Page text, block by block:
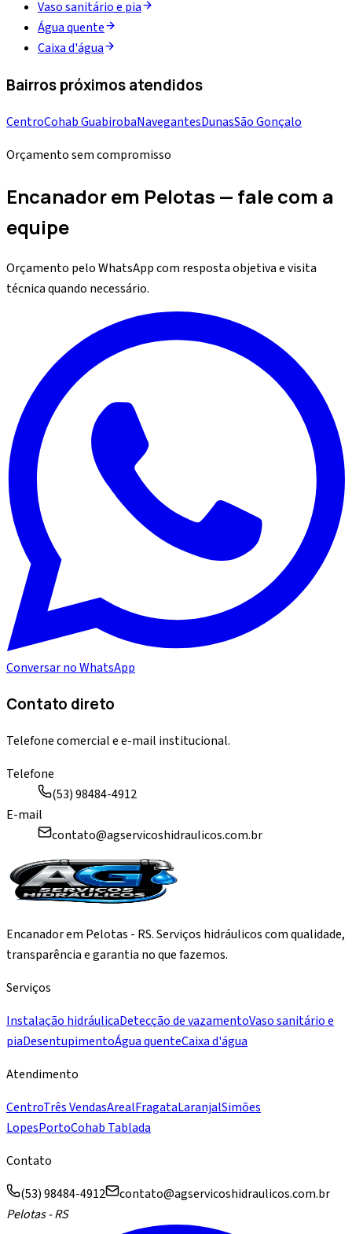
Vaso sanitário e pia
Água quente
Caixa d'água
Bairros próximos atendidos
CentroCohab GuabirobaNavegantesDunasSão Gonçalo
Orçamento sem compromisso
Encanador em Pelotas — fale com a
equipe
Orçamento pelo WhatsApp com resposta objetiva e visita
técnica quando necessário.
Conversar no WhatsApp
Contato direto
Telefone comercial e e-mail institucional.
Telefone
(53) 98484-4912
E-mail
contato@agservicoshidraulicos.com.br
Encanador em Pelotas - RS. Serviços hidráulicos com qualidade,
transparência e garantia no que fazemos.
Serviços
Instalação hidráulicaDetecção de vazamentoVaso sanitário e
piaDesentupimentoÁgua quenteCaixa d'água
Atendimento
CentroTrês VendasArealFragataLaranjalSimões
LopesPortoCohab Tablada
Contato
(53) 98484-4912
contato@agservicoshidraulicos.com.br
Pelotas - RS